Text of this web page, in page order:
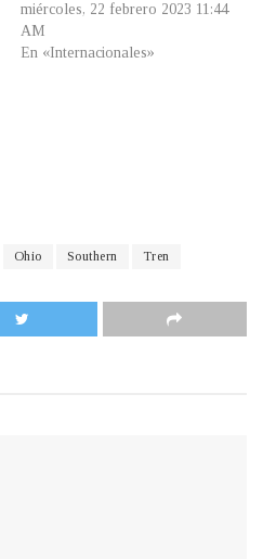
miércoles, 22 febrero 2023 11:44
AM
En «Internacionales»
Ohio Southern Tren